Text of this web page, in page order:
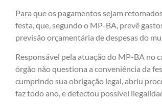
Para que os pagamentos sejam
festa, que, segundo o MP-BA, prevê
previsão orçamentária de despesas do
Responsável pela atuação do MP-BA no
órgão não questiona a conveniência da
cumprindo sua obrigação legal, abriu
faz todo ano, e detectou possível